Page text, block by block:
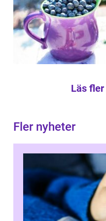
Läs
Fler nyheter